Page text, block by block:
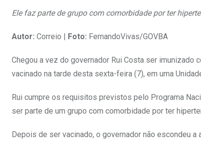
Ele faz parte de grupo com comorbidade por ter
Autor: Correio | Foto: FernandoVivas/GOVBA
Chegou a vez do governador Rui Costa ser
vacinado na tarde desta sexta-feira (7), em uma
Rui cumpre os requisitos previstos pelo Programa
ser parte de um grupo com comorbidade por ter
Depois de ser vacinado, o governador não escondeu